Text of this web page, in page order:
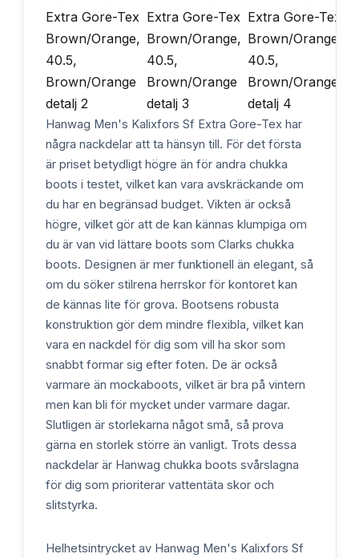
Hanwag Men's Kalixfors Sf Extra Gore-Tex har
några nackdelar att ta hänsyn till. För det första
är priset betydligt högre än för andra chukka
boots i testet, vilket kan vara avskräckande om
du har en begränsad budget. Vikten är också
högre, vilket gör att de kan kännas klumpiga om
du är van vid lättare boots som Clarks chukka
boots. Designen är mer funktionell än elegant, så
om du söker stilrena herrskor för kontoret kan
de kännas lite för grova. Bootsens robusta
konstruktion gör dem mindre flexibla, vilket kan
vara en nackdel för dig som vill ha skor som
snabbt formar sig efter foten. De är också
varmare än mockaboots, vilket är bra på vintern
men kan bli för mycket under varmare dagar.
Slutligen är storlekarna något små, så prova
gärna en storlek större än vanligt. Trots dessa
nackdelar är Hanwag chukka boots svårslagna
för dig som prioriterar vattentäta skor och
slitstyrka.
Helhetsintrycket av Hanwag Men's Kalixfors Sf